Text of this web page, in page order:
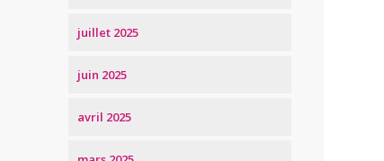
juillet 2025
juin 2025
avril 2025